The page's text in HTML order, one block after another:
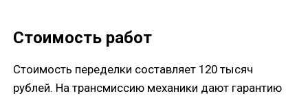
Стоимость работ
Стоимость переделки составляет 120 тысяч
рублей. На трансмиссию механики дают гарантию